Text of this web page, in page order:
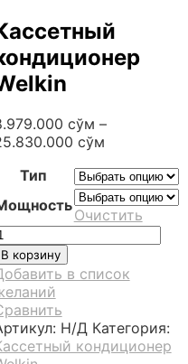
сўм –
сўм
Тип
Очистить
В корзину
в список
Н/Д Категория:
кондиционер